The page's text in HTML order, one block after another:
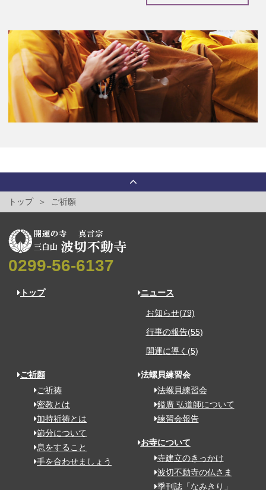
トップ ご祈願
0299-56-6137
トップ ニュース
お知らせ(79)
行事の報告(55)
開運に導く(5)
ご祈願
ご祈祷
密教とは
加持祈祷とは
節分について
息をすること
手を合わせましょう
法螺貝練習会
法螺貝練習会
鎰廣 弘道師について
練習会報告
お寺について
寺建立のきっかけ
波切不動寺の仏さま
季刊誌「なみきり」